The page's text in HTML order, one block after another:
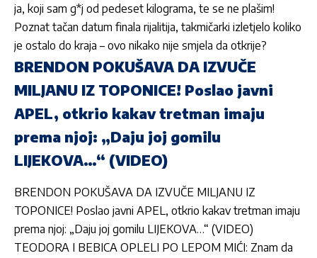
ja, koji sam g*j od pedeset kilograma, te se ne plašim!
Poznat tačan datum finala rijalitija, takmičarki izletjelo koliko
je ostalo do kraja – ovo nikako nije smjela da otkrije?
BRENDON POKUŠAVA DA IZVUČE
MILJANU IZ TOPONICE! Poslao javni
APEL, otkrio kakav tretman imaju
prema njoj: „Daju joj gomilu
LIJEKOVA…“ (VIDEO)
BRENDON POKUŠAVA DA IZVUČE MILJANU IZ
TOPONICE! Poslao javni APEL, otkrio kakav tretman imaju
prema njoj: „Daju joj gomilu LIJEKOVA…“ (VIDEO)
TEODORA I BEBICA OPLELI PO LEPOM MIĆI: Znam da